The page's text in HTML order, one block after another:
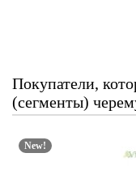
Покупатели,
(сегменты)
New!